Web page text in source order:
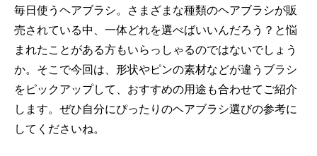
毎日使うヘアブラシ。さまざまな種類のヘアブラシが販
売されている中、一体どれを選べばいいんだろう？と悩
まれたことがある方もいらっしゃるのではないでしょう
か。そこで今回は、形状やピンの素材などが違うブラシ
をピックアップして、おすすめの用途も合わせてご紹介
します。ぜひ自分にぴったりのヘアブラシ選びの参考に
してくださいね。